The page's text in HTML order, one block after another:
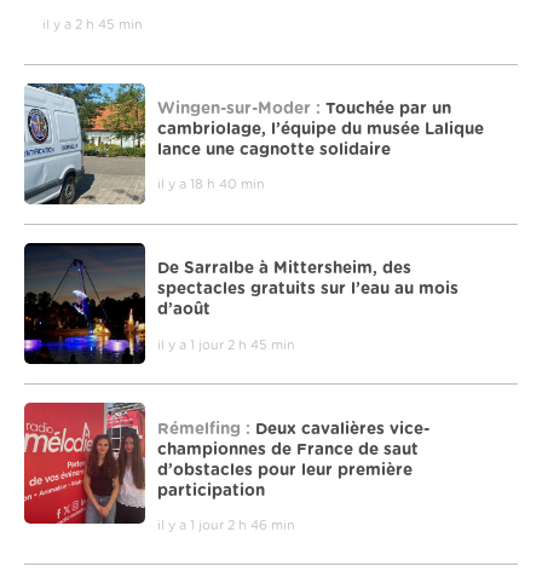
il y a 2 h 45 min
Wingen-sur-Moder : Touchée par un
cambriolage, l’équipe du musée Lalique
lance une cagnotte solidaire
il y a 18 h 40 min
De Sarralbe à Mittersheim, des
spectacles gratuits sur l’eau au mois
d’août
il y a 1 jour 2 h 45 min
Rémelfing : Deux cavalières vice-
championnes de France de saut
d’obstacles pour leur première
participation
il y a 1 jour 2 h 46 min